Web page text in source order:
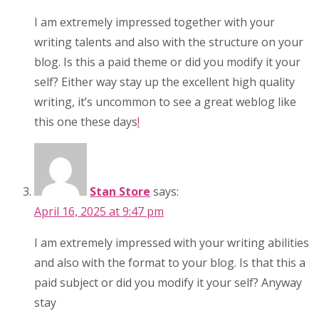
I am extremely impressed together with your
writing talents and also with the structure on your
blog. Is this a paid theme or did you modify it your
self? Either way stay up the excellent high quality
writing, it’s uncommon to see a great weblog like
this one these days!
Stan Store says:
April 16, 2025 at 9:47 pm
I am extremely impressed with your writing abilities
and also with the format to your blog. Is that this a
paid subject or did you modify it your self? Anyway
stay